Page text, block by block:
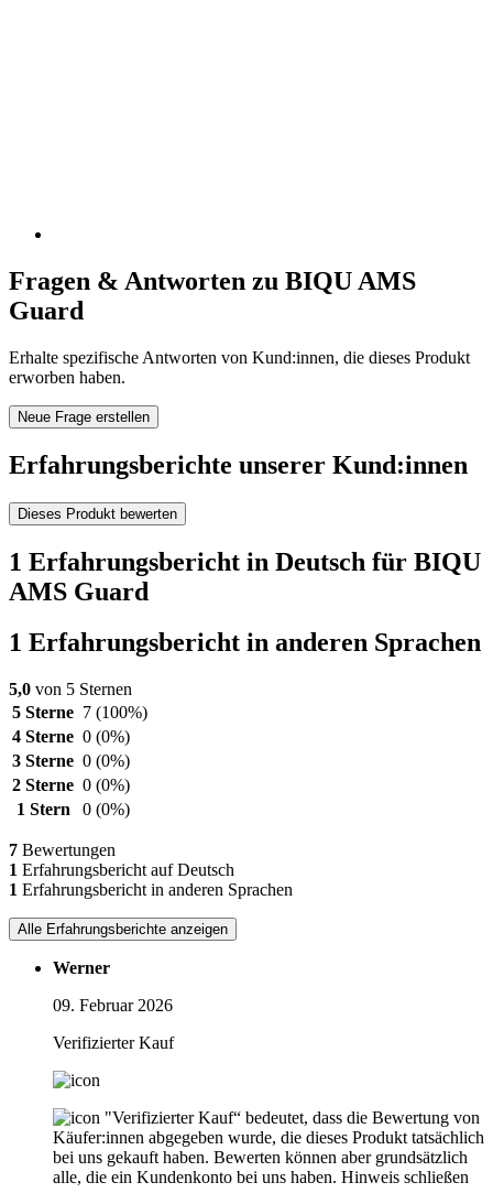
Fragen & Antworten zu BIQU AMS
Guard
Erhalte spezifische Antworten von Kund:innen, die dieses Produkt
erworben haben.
Neue Frage erstellen
Erfahrungsberichte unserer Kund:innen
Dieses Produkt bewerten
1 Erfahrungsbericht in Deutsch für BIQU
AMS Guard
1 Erfahrungsbericht in anderen Sprachen
5,0 von 5 Sternen
5 Sterne 7 (100%)
4 Sterne 0 (0%)
3 Sterne 0 (0%)
2 Sterne 0 (0%)
1 Stern
0 (0%)
7 Bewertungen
1 Erfahrungsbericht auf Deutsch
1 Erfahrungsbericht in anderen Sprachen
Alle Erfahrungsberichte anzeigen
Werner
09. Februar 2026
Verifizierter Kauf
"Verifizierter Kauf“ bedeutet, dass die Bewertung von
Käufer:innen abgegeben wurde, die dieses Produkt tatsächlich
bei uns gekauft haben. Bewerten können aber grundsätzlich
alle, die ein Kundenkonto bei uns haben. Hinweis schließen